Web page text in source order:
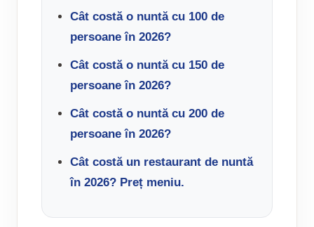
Cât costă o nuntă cu 100 de
persoane în 2026?
Cât costă o nuntă cu 150 de
persoane în 2026?
Cât costă o nuntă cu 200 de
persoane în 2026?
Cât costă un restaurant de nuntă
în 2026? Preț meniu.